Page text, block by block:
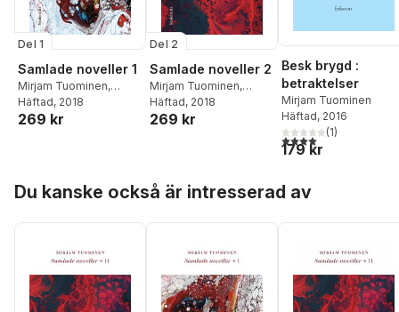
Del 1
Samlade noveller 1
Mirjam Tuominen,
Daniel Pedersen
Häftad, 2018
269 kr
Del 2
Samlade noveller 2
Mirjam Tuominen,
Daniel Pedersen
Häftad, 2018
269 kr
Besk brygd :
betraktelser
Mirjam Tuominen
Häftad, 2016
4,0utav 5 stjärnor.
(1)
179 kr
Du kanske också är intresserad av